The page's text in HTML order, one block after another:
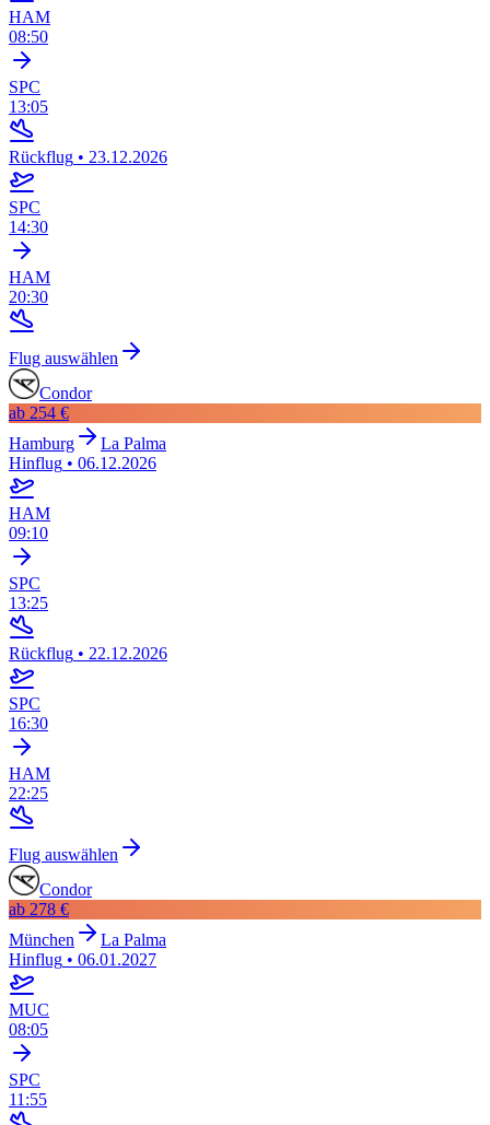
HAM
08:50
SPC
13:05
Rückflug • 23.12.2026
SPC
14:30
HAM
20:30
Flug auswählen
Condor
ab 254 €
Hamburg
La Palma
Hinflug • 06.12.2026
HAM
09:10
SPC
13:25
Rückflug • 22.12.2026
SPC
16:30
HAM
22:25
Flug auswählen
Condor
ab 278 €
München
La Palma
Hinflug • 06.01.2027
MUC
08:05
SPC
11:55